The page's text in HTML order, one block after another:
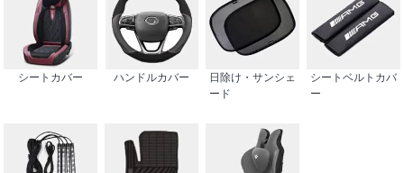
シートカバー ハンドルカバー
日除け・サンシェ
ード
シートベルトカバ
ー